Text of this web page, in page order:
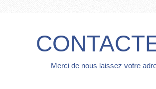
Merci de nous laissez votre